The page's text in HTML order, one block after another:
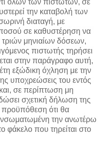
όλων των πιστωτών, σε
την καταβολή των
διαταγή, με
σε καθυστέρηση να
τριών μηνιαίων δόσεων,
πιστωτής τηρήσει
στην παράγραφο αυτή,
εξώδικη όχληση με την
υποχρεώσεις του εντός
σε περίπτωση μη
σχετική δήλωση της
ότι θα
την ανωτέρω
φάκελο που τηρείται στο